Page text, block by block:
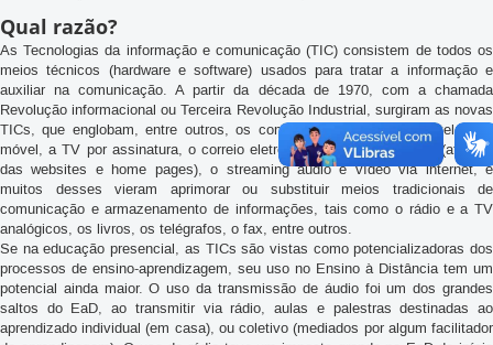
em música (professores concursados em IFES).
Qual razão?
As Tecnologias da informação e comunicação (TIC) consistem de todos os
meios técnicos (hardware e software) usados para tratar a informação e
auxiliar na comunicação. A partir da década de 1970, com a chamada
Revolução informacional ou Terceira Revolução Industrial, surgiram as novas
TICs, que englobam, entre outros, os computadores pessoais, a telefonia
móvel, a TV por assinatura, o correio eletrônico (e-mail), a internet (através
das websites e home pages), o streaming áudio e vídeo via internet, e
muitos desses vieram aprimorar ou substituir meios tradicionais de
comunicação e armazenamento de informações, tais como o rádio e a TV
analógicos, os livros, os telégrafos, o fax, entre outros.
Se na educação presencial, as TICs são vistas como potencializadoras dos
processos de ensino-aprendizagem, seu uso no Ensino à Distância tem um
potencial ainda maior. O uso da transmissão de áudio foi um dos grandes